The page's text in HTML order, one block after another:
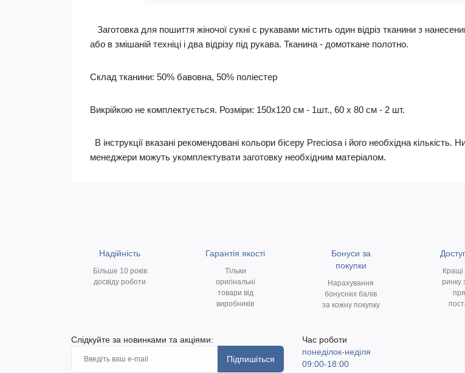
Заготовка для пошиття жіночої сукні c рукавами містить один відріз тканини з
або в змішаній техніці і два відрізу під рукава. Тканина - домоткане полотно.
Склад тканини: 50% бавовна, 50% поліестер
Викрійкою не комплектується. Розміри: 150х120 см - 1шт., 60 х 80 см - 2 шт.
В інструкції вказані рекомендовані кольори бісеру Preciosa і його необхідна
менеджери можуть укомплектувати заготовку необхідним матеріалом.
Надійність
Більше 10 років
досвіду роботи
Гарантія якості
Тільки
оригінальні
товари від
виробників
Бонуси за
покупки
Нарахування
бонусних балів
за кожну покупку
Кращі
ринку
Слідкуйте за новинками та акціями:
Підпишіться
Час роботи
понеділок-неділя
09:00-18:00